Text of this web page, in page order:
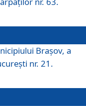
Brașov, a
nr. 21.